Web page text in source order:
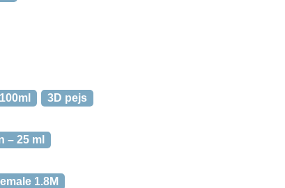
3D pejs
– 25 ml
1.8M